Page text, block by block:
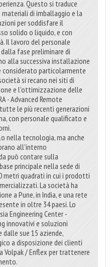
Questo si traduce
di imballaggio e la
per soddisfare il
solido o liquido, e con
Il lavoro del personale
fase preliminare di
alla successiva installazione
particolarmente
si recano nei siti di
e l'ottimizzazione delle
- Advanced Remote
le più recenti generazioni
con personale qualificato e
nella tecnologia, ma anche
all'interno
può contare sulla
principale nella sede di
metri quadrati in cui i prodotti
La società ha
a Pune, in India, e una rete
in oltre 34 paesi. Lo
Engineering Center -
innovativi e soluzioni
sue 15 aziende,
a disposizione dei clienti
Volpak / Enflex per trattenere